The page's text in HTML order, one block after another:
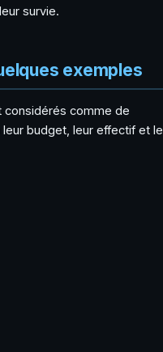
survie.
exemples
considérés comme de
budget, leur effectif et